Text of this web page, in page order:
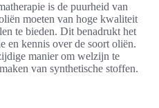
is de puurheid van
moeten van hoge kwaliteit
te bieden. Dit benadrukt het
en kennis over de soort oliën.
manier om welzijn te
van synthetische stoffen.